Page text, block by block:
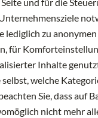
Store in a cool and
store in the
Wilkin & Sons Ltd.,
Essex, CO5 0RF
um Verständnis,
lediglich zu anonymen
für
Inhalte
welche
Sie, dass auf
nicht mehr